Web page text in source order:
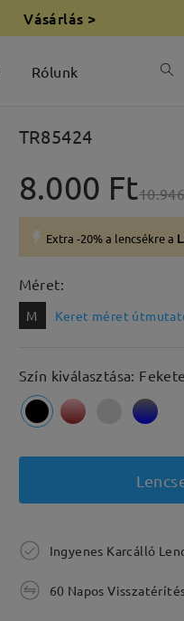
Vásárlás >
Rólunk
TR85424
8.000 Ft
Extra -20% a lencsékre a
Méret:
M Keret méret
Szín kiválasztása:
Ingyenes Karcálló
60 Napos